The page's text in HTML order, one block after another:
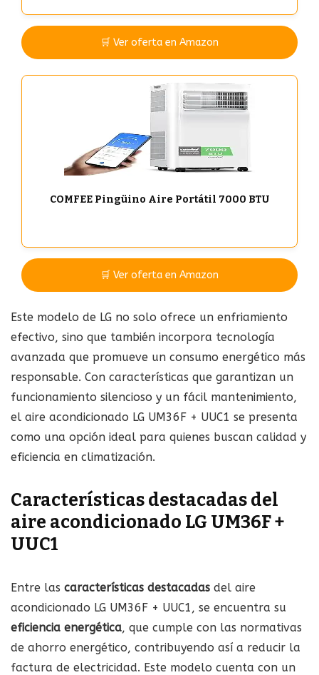
🛒 Ver oferta en Amazon
COMFEE Pingüino Aire Portátil 7000 BTU
🛒 Ver oferta en Amazon
Este modelo de LG no solo ofrece un enfriamiento
efectivo, sino que también incorpora tecnología
avanzada que promueve un consumo energético más
responsable. Con características que garantizan un
funcionamiento silencioso y un fácil mantenimiento,
el aire acondicionado LG UM36F + UUC1 se presenta
como una opción ideal para quienes buscan calidad y
eficiencia en climatización.
Características destacadas del
aire acondicionado LG UM36F +
UUC1
Entre las características destacadas del aire
acondicionado LG UM36F + UUC1, se encuentra su
eficiencia energética, que cumple con las normativas
de ahorro energético, contribuyendo así a reducir la
factura de electricidad. Este modelo cuenta con un